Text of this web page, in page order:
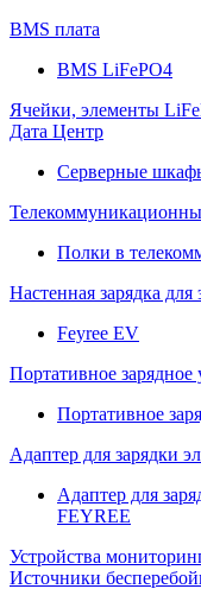
BMS плата
BMS LiFePO4
Ячейки, элементы
Дата Центр
Серверные
Полки в
Настенная зарядка
Feyree EV
Портативное зарядное
Портативное
Адаптер для зарядки
Адаптер для
FEYREE
Устройства
Источники